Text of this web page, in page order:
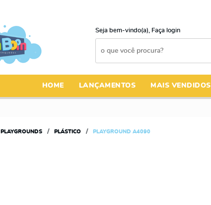
Seja bem-vindo(a), Faça login
HOME LANÇAMENTOS MAIS VENDIDOS
PLAYGROUNDS PLÁSTICO PLAYGROUND A4090